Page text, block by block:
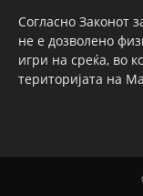
Согласно Законот
не е дозволено
игри на среќа, во
територијата на